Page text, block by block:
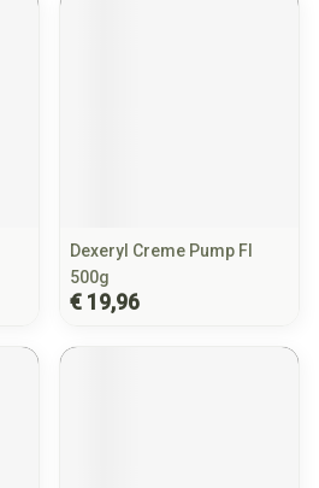
Dexeryl Creme Pump Fl
500g
€ 19,96